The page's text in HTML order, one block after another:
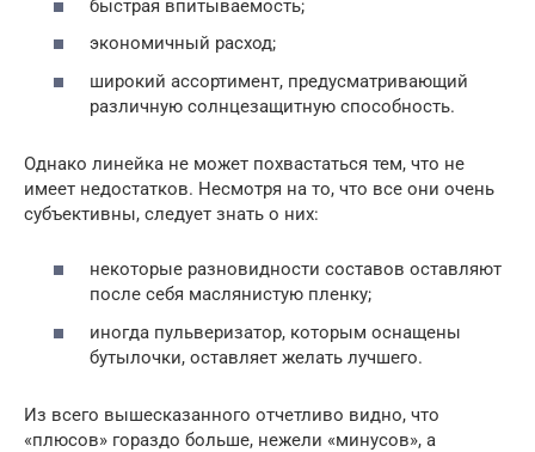
быстрая впитываемость;
экономичный расход;
широкий ассортимент, предусматривающий
различную солнцезащитную способность.
Однако линейка не может похвастаться тем, что не
имеет недостатков. Несмотря на то, что все они очень
субъективны, следует знать о них:
некоторые разновидности составов оставляют
после себя маслянистую пленку;
иногда пульверизатор, которым оснащены
бутылочки, оставляет желать лучшего.
Из всего вышесказанного отчетливо видно, что
«плюсов» гораздо больше, нежели «минусов», а